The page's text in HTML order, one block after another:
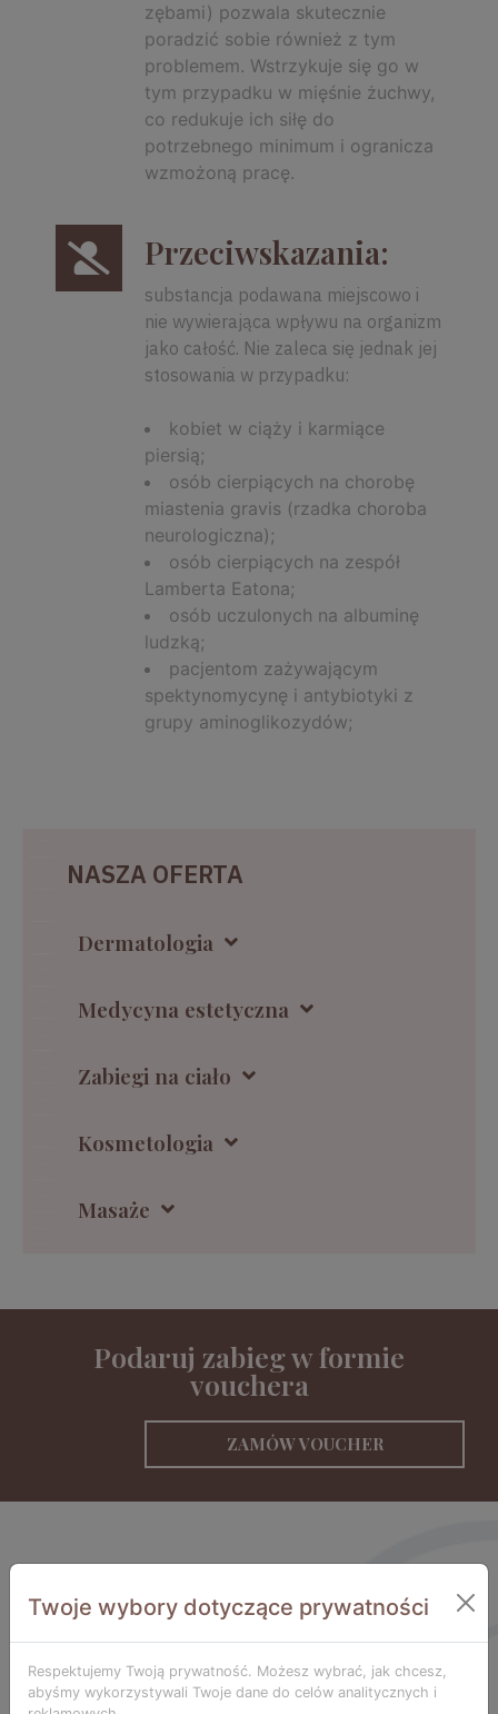
NASZA OFERTA
Dermatologia
Medycyna estetyczna
Zabiegi na ciało
Kosmetologia
Masaże
zębami) pozwala skutecznie
poradzić sobie również z tym
problemem. Wstrzykuje się go w
tym przypadku w mięśnie żuchwy,
co redukuje ich siłę do
potrzebnego minimum i ogranicza
wzmożoną pracę.
Przeciwskazania:
substancja podawana miejscowo i
nie wywierająca wpływu na organizm
jako całość. Nie zaleca się jednak jej
stosowania w przypadku:
kobiet w ciąży i karmiące
piersią;
osób cierpiących na chorobę
miastenia gravis (rzadka choroba
neurologiczna);
osób cierpiących na zespół
Lamberta Eatona;
osób uczulonych na albuminę
ludzką;
pacjentom zażywającym
spektynomycynę i antybiotyki z
grupy aminoglikozydów;
Podaruj zabieg w formie
vouchera
ZAMÓW VOUCHER
Twoje wybory dotyczące prywatności
Respektujemy Twoją prywatność. Możesz wybrać, jak chcesz,
abyśmy wykorzystywali Twoje dane do celów analitycznych i